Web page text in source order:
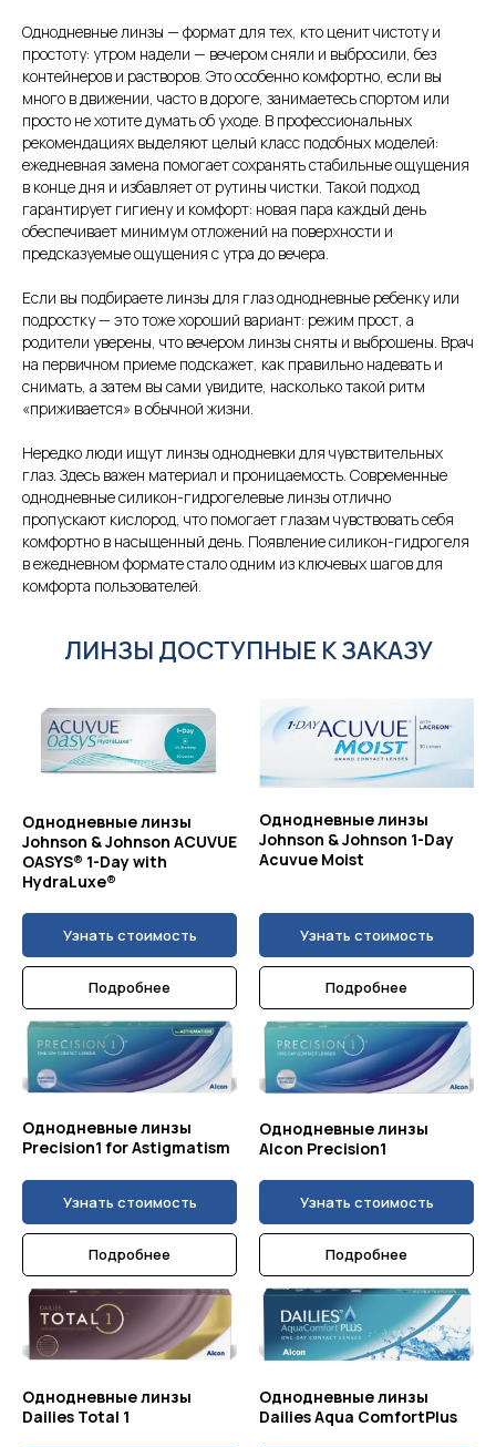
Однодневные линзы — формат для тех, кто ценит чистоту и
простоту: утром надели — вечером сняли и выбросили, без
контейнеров и растворов. Это особенно комфортно, если вы
много в движении, часто в дороге, занимаетесь спортом или
просто не хотите думать об уходе. В профессиональных
рекомендациях выделяют целый класс подобных моделей:
ежедневная замена помогает сохранять стабильные ощущения
в конце дня и избавляет от рутины чистки. Такой подход
гарантирует гигиену и комфорт: новая пара каждый день
обеспечивает минимум отложений на поверхности и
предсказуемые ощущения с утра до вечера.
Если вы подбираете линзы для глаз однодневные ребенку или
подростку — это тоже хороший вариант: режим прост, а
родители уверены, что вечером линзы сняты и выброшены. Врач
на первичном приеме подскажет, как правильно надевать и
снимать, а затем вы сами увидите, насколько такой ритм
«приживается» в обычной жизни.
Нередко люди ищут линзы однодневки для чувствительных
глаз. Здесь важен материал и проницаемость. Современные
однодневные силикон-гидрогелевые линзы отлично
пропускают кислород, что помогает глазам чувствовать себя
комфортно в насыщенный день. Появление силикон-гидрогеля
в ежедневном формате стало одним из ключевых шагов для
комфорта пользователей.
ЛИНЗЫ ДОСТУПНЫЕ К ЗАКАЗУ
Однодневные линзы
Johnson & Johnson ACUVUE
OASYS® 1-Day with
HydraLuxe®
Узнать стоимость
Подробнее
Однодневные линзы
Johnson & Johnson 1-Day
Acuvue Moist
Узнать стоимость
Подробнее
Однодневные линзы
Precision1 for Astigmatism
Узнать стоимость
Подробнее
Однодневные линзы
Alcon Precision1
Узнать стоимость
Подробнее
Однодневные линзы
Dailies Total 1
Однодневные линзы
Dailies Aqua ComfortPlus